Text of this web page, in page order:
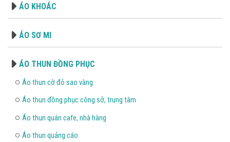
ÁO KHOÁC
ÁO SƠ MI
ÁO THUN ĐỒNG PHỤC
Áo thun cờ đỏ sao vàng
Áo thun đồng phục công sở, trung tâm
Áo thun quán cafe, nhà hàng
Áo thun quảng cáo